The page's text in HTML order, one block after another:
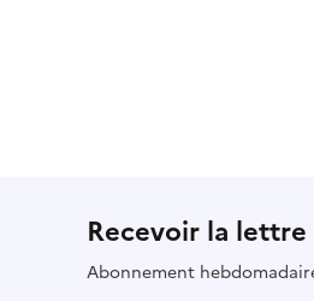
Recevoir la
Abonnement